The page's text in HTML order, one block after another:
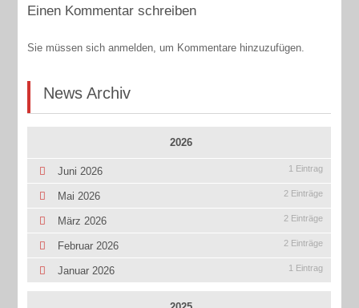
Einen Kommentar schreiben
Sie müssen sich anmelden, um Kommentare hinzuzufügen.
News Archiv
2026
Juni 2026 1 Eintrag
Mai 2026 2 Einträge
März 2026 2 Einträge
Februar 2026 2 Einträge
Januar 2026 1 Eintrag